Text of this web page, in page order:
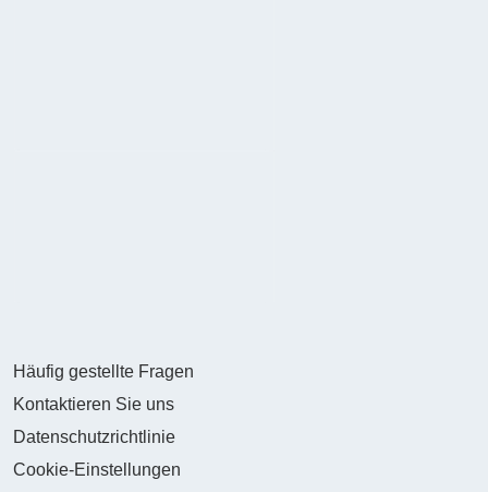
Häufig gestellte Fragen
Kontaktieren Sie uns
Datenschutzrichtlinie
Cookie-Einstellungen